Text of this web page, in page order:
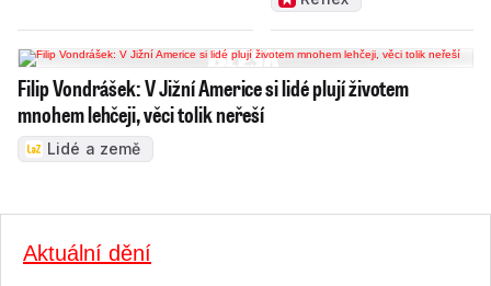
Filip Vondrášek: V Jižní Americe si lidé plují životem
mnohem lehčeji, věci tolik neřeší
Lidé a země
Aktuální dění